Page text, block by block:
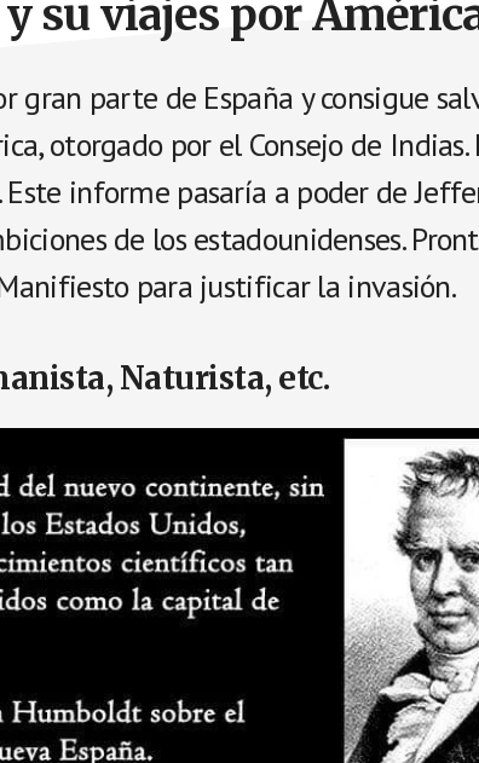
su viajes por
gran parte de España y consigue
otorgado por el Consejo de Indias.
informe pasaría a poder de
de los estadounidenses.
para justificar la invasión.
Naturista, etc.